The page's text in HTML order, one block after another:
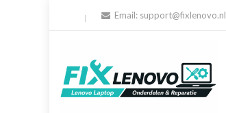
Email: support@fixlenovo.nl